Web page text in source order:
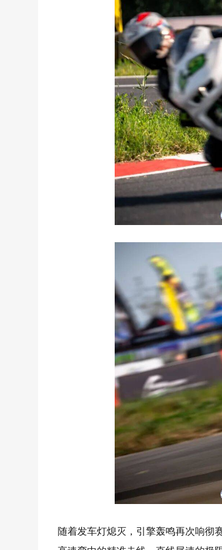
随着发车灯熄灭，引擎轰鸣再次响彻